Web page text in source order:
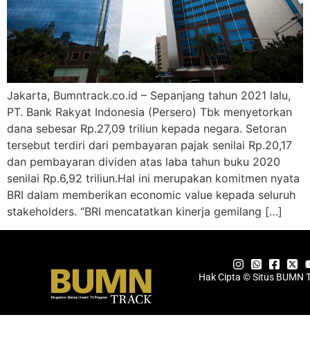
Jakarta, Bumntrack.co.id – Sepanjang tahun 2021 lalu,
PT. Bank Rakyat Indonesia (Persero) Tbk menyetorkan
dana sebesar Rp.27,09 triliun kepada negara. Setoran
tersebut terdiri dari pembayaran pajak senilai Rp.20,17
dan pembayaran dividen atas laba tahun buku 2020
senilai Rp.6,92 triliun.Hal ini merupakan komitmen nyata
BRI dalam memberikan economic value kepada seluruh
stakeholders. “BRI mencatatkan kinerja gemilang […]
Hak Cipta © Situs BUMN